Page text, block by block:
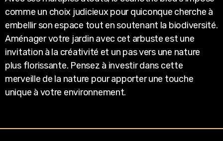
comme un choix judicieux pour quiconque cherche à
embellir son espace tout en soutenant la biodiversité.
Aménager votre jardin avec cet arbuste est une
invitation à la créativité et un pas vers une nature
plus florissante. Pensez à investir dans cette
merveille de la nature pour apporter une touche
unique à votre environnement.